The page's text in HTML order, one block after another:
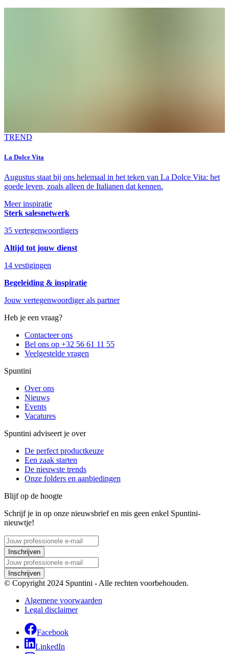
TREND
La Dolce Vita
Augustus staat bij ons helemaal in het teken van La Dolce Vita: het
goede leven, zoals alleen de Italianen dat kennen.
Meer inspiratie
Sterk salesnetwerk
35 vertegenwoordigers
Altijd tot jouw dienst
14 vestigingen
Begeleiding & inspiratie
Jouw vertegenwoordiger als partner
Heb je een vraag?
Contacteer ons
Bel ons op +32 56 61 11 55
Veelgestelde vragen
Spuntini
Over ons
Nieuws
Events
Vacatures
Spuntini adviseert je over
De perfect productkeuze
Een zaak starten
De nieuwste trends
Onze folders en aanbiedingen
Blijf op de hoogte
Schrijf je in op onze nieuwsbrief en mis geen enkel Spuntini-
nieuwtje!
Inschrijven
Inschrijven
© Copyright 2024 Spuntini - Alle rechten voorbehouden.
Algemene voorwaarden
Legal disclaimer
Facebook
LinkedIn